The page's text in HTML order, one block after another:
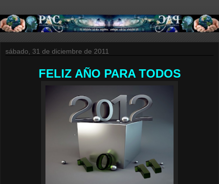
sábado, 31 de diciembre de 2011
FELIZ AÑO PARA TODOS